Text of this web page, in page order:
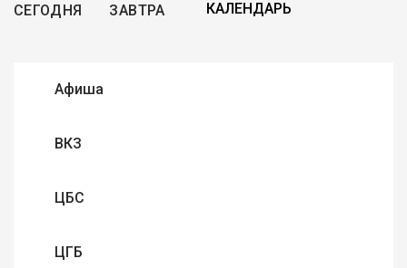
СЕГОДНЯ ЗАВТРА
Афиша
ВКЗ
ЦБС
ЦГБ